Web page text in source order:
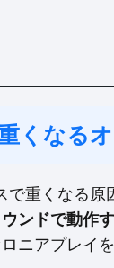
くなる
で重くなる原
ンドで動作
ニアプレイを